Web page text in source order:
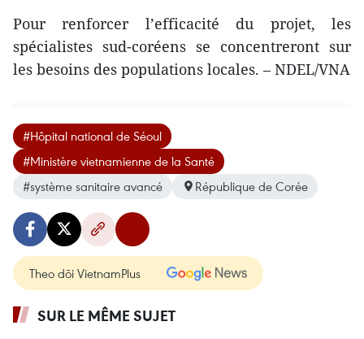
Pour renforcer l’efficacité du projet, les
spécialistes sud-coréens se concentreront sur
les besoins des populations locales. – NDEL/VNA
#Hôpital national de Séoul
#Ministère vietnamienne de la Santé
#système sanitaire avancé
République de Corée
Theo dõi VietnamPlus
SUR LE MÊME SUJET